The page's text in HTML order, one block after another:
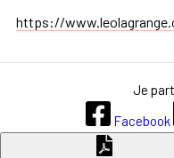
https://
Je
Facebook